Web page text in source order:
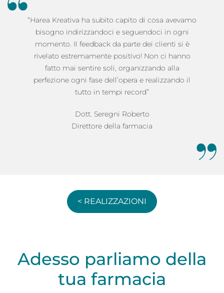
“Harea Kreativa ha subito capito di cosa avevamo
bisogno indirizzandoci e seguendoci in ogni
momento. Il feedback da parte dei clienti si è
rivelato estremamente positivo! Non ci hanno
fatto mai sentire soli, organizzando alla
perfezione ogni fase dell’opera e realizzando il
tutto in tempi record”
Dott. Seregni Roberto
Direttore della farmacia
Adesso parliamo della
tua farmacia